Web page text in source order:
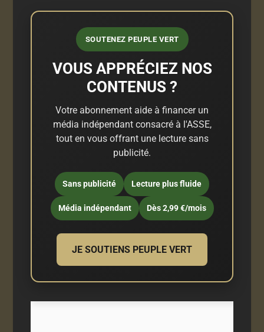
SOUTENEZ PEUPLE VERT
VOUS APPRÉCIEZ NOS
CONTENUS ?
Votre abonnement aide à financer un
média indépendant consacré à l'ASSE,
tout en vous offrant une lecture sans
publicité.
Sans publicité Lecture plus fluide
Média indépendant Dès 2,99 €/mois
JE SOUTIENS PEUPLE VERT